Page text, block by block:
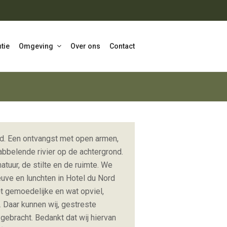
Omgeving Over ons Contact
Een ontvangst met open armen,
rivier op de achtergrond.
de stilte en de ruimte. We
en lunchten in Hotel du Nord
gemoedelijke en wat opviel,
kunnen wij, gestreste
Bedankt dat wij hiervan